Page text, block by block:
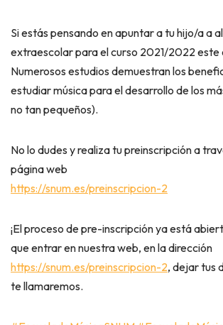
Si estás pensando en apuntar a tu hijo/a a
extraescolar para el curso 2021/2022 este
Numerosos estudios demuestran los
estudiar música para el desarrollo de los
no tan pequeños).
No lo dudes y realiza tu preinscripción a
página web
https://snum.es/preinscripcion-2
¡El proceso de pre-inscripción ya está
que entrar en nuestra web, en la dirección
https://snum.es/preinscripcion-2, dejar tus
te llamaremos.